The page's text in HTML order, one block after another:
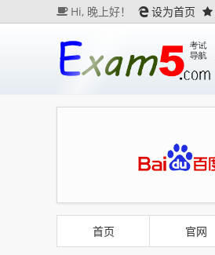
Hi, 晚上好！ 设为首页
首页 官网